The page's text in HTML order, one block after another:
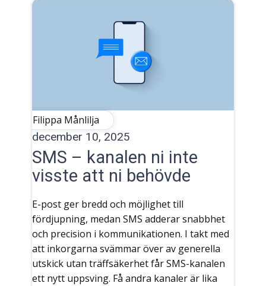
Filippa Månlilja
december 10, 2025
SMS – kanalen ni inte
visste att ni behövde
E-post ger bredd och möjlighet till
fördjupning, medan SMS adderar snabbhet
och precision i kommunikationen. I takt med
att inkorgarna svämmar över av generella
utskick utan träffsäkerhet får SMS-kanalen
ett nytt uppsving. Få andra kanaler är lika